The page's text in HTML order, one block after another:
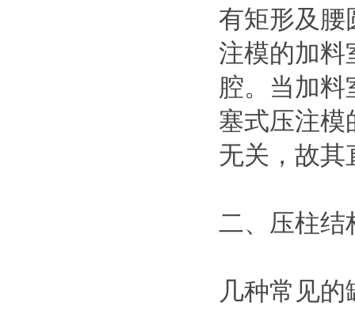
有矩形及腰
注模的加料
腔。当加
塞式压注模
无关，故其
二、压柱结
几种常见